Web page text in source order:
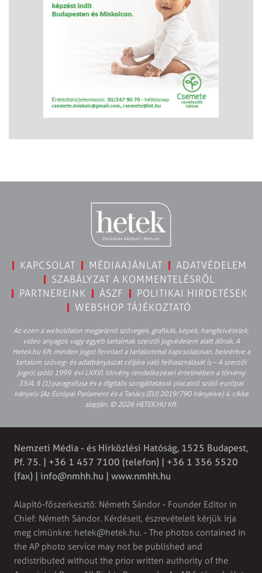
KAPCSOLAT MÉDIAAJÁNLAT
ADATVÉDELEM
SZABÁLYZAT A KOMMENTELÉSRŐL
PARTNEREINK
ÁSZF
POLITIKAI HIRDETÉSEK
WEBSHOP TÁJÉKOZTATÓ
Az ezen a weboldalon megjelenő szövegek, grafikák, képek, hangfelvételek,
video anyagok vagy egyéb tartalmak szerzői jogvédelem alatt állnak. A
Hetek.hu Kft. minden jogot fenntart a tartalommal kapcsolatosan, beleértve a
tartalom szöveg- és adatbányászat céljára való felhasználását is – A szerzői
jogról szóló 1999. évi LXXVI. törvény rendelkezései értelmében a törvény
35/A. § (1) paragrafusa és a digitális szolgáltatások piacairól szóló európai
irányelv (Az Európai Parlament és a Tanács (EU) 2019/790 Irányelve) 4. cikke
alapján. © 2026 HETEK.HU Kft.
Nemzeti Média - és Hírközlési Hatóság, 1525 Budapest,
Pf. 75. | +36 1 457 7100 (telefon) | +36 1 356 5520
(fax) | info@nmhh.hu | www.nmhh.hu
Alapító-főszerkesztő: Németh Sándor - Founder Editor in
Chief: Németh Sándor. Kérdéseit, észrevételeit kérjük írja
meg címünkre: hetek@hetek.hu. - The photos contained in
the AP photo service may not be published and
redistributed without the prior written authority of the